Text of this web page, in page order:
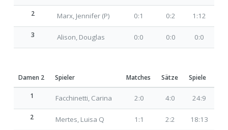
2 Marx, Jennifer (P) 0:1 0:2 1:12
3 Alison, Douglas 0:0 0:0 0:0
Damen 2 Spieler Matches Sätze Spiele
1 Facchinetti, Carina 2:0 4:0 24:9
2 Mertes, Luisa Q 1:1 2:2 18:13